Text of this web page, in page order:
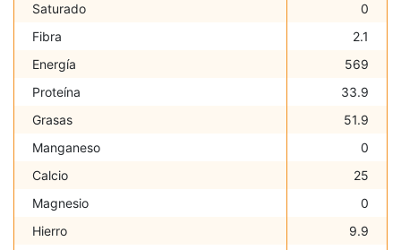
Saturado
0
Fibra
2.1
Energía
569
Proteína
33.9
Grasas
51.9
Manganeso
0
Calcio
25
Magnesio
0
Hierro
9.9